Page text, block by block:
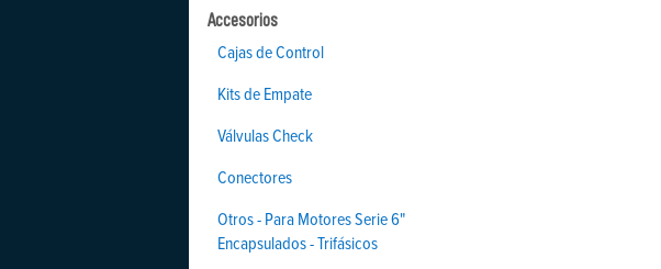
Accesorios
Cajas de Control
Kits de Empate
Válvulas Check
Conectores
Otros - Para Motores Serie 6"
Encapsulados - Trifásicos